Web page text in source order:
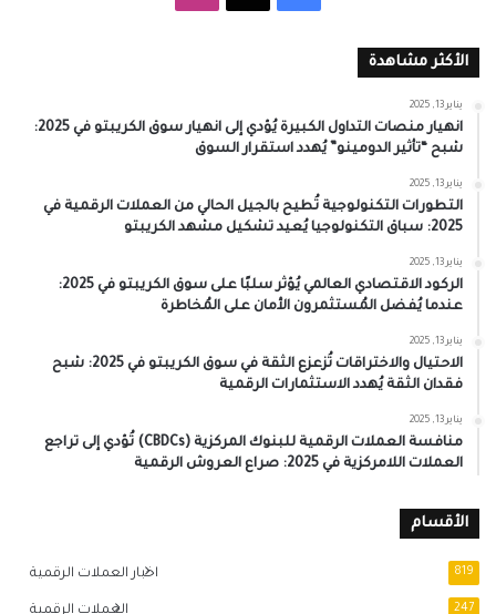
الأكثر مشاهدة
يناير 13, 2025
انهيار منصات التداول الكبيرة يُؤدي إلى انهيار سوق الكريبتو في 2025:
شبح “تأثير الدومينو” يُهدد استقرار السوق
يناير 13, 2025
التطورات التكنولوجية تُطيح بالجيل الحالي من العملات الرقمية في
2025: سباق التكنولوجيا يُعيد تشكيل مشهد الكريبتو
يناير 13, 2025
الركود الاقتصادي العالمي يُؤثر سلبًا على سوق الكريبتو في 2025:
عندما يُفضل المُستثمرون الأمان على المُخاطرة
يناير 13, 2025
الاحتيال والاختراقات تُزعزع الثقة في سوق الكريبتو في 2025: شبح
فقدان الثقة يُهدد الاستثمارات الرقمية
يناير 13, 2025
منافسة العملات الرقمية للبنوك المركزية (CBDCs) تُؤدي إلى تراجع
العملات اللامركزية في 2025: صراع العروش الرقمية
الأقسام
اخبار العملات الرقمية 819
العملات الرقمية 247